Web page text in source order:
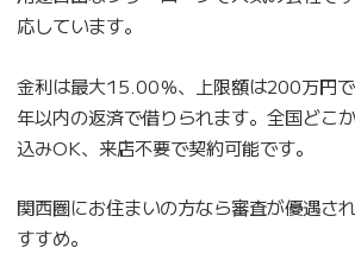
応しています。
金利は最大15.00％、上限額は200万円
年以内の返済で借りられます。全国どこ
込みOK、来店不要で契約可能です。
関西圏にお住まいの方なら審査が優遇さ
すすめ。